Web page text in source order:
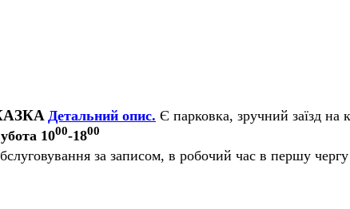
Детальний опис. Є парковка, зручний заїзд на
1000-1800
за записом, в робочий час в першу